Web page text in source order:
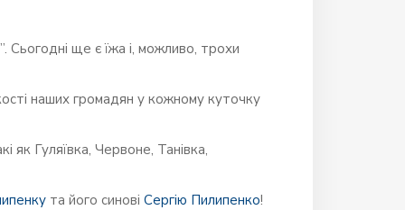
Сьогодні ще є їжа і, можливо, трохи
наших громадян у кожному куточку
як Гуляївка, Червоне, Танівка,
та його синові Сергію Пилипенко!